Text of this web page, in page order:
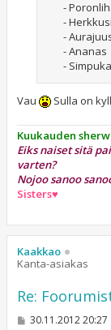
-
-
-
- Ananas
-
Vau Sulla on
Kuukauden
Eiks naiset sitä
varten?
Nojoo sanoo
Sisters♥
Kaakkao
Kanta-asiakas
Re:
V30.11.2012 20:27